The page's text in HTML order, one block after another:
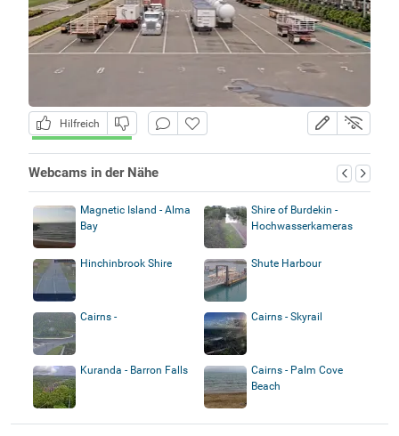
Hilfreich
Webcams in der Nähe
Magnetic Island - Alma
Bay
Shire of Burdekin -
Hochwasserkameras
Hinchinbrook Shire Shute Harbour
Cairns -
Überschwemmungskameras
Cairns - Skyrail
Kuranda - Barron Falls
Cairns - Palm Cove
Beach